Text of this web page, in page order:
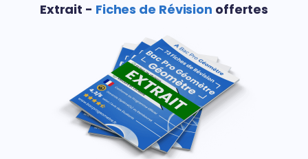
Extrait - Fiches de Révision offertes